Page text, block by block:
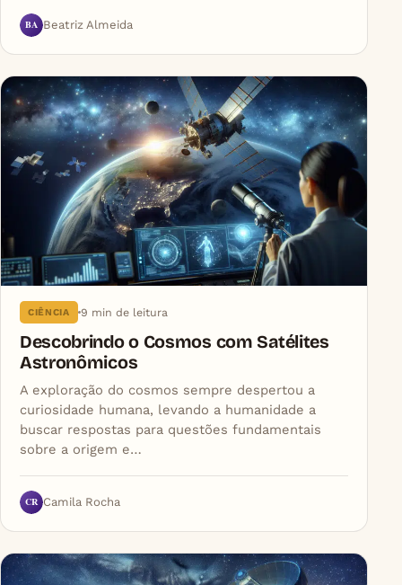
BA Beatriz Almeida
CIÊNCIA 9 min de leitura
Descobrindo o Cosmos com Satélites
Astronômicos
A exploração do cosmos sempre despertou a
curiosidade humana, levando a humanidade a
buscar respostas para questões fundamentais
sobre a origem e…
CR Camila Rocha